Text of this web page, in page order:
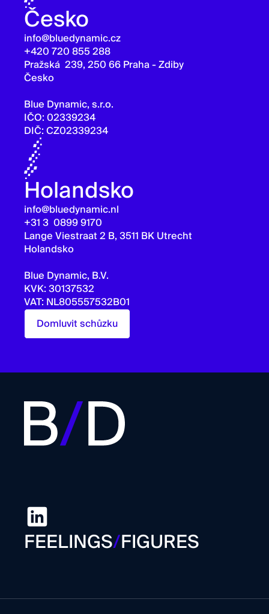
Česko
info@bluedynamic.cz
+420 720 855 288
Pražská 239, 250 66 Praha - Zdiby
Česko
Blue Dynamic, s.r.o.
IČO: 02339234
DIČ: CZ02339234
Holandsko
info@bluedynamic.nl
+31 3 0899 9170
Lange Viestraat 2 B, 3511 BK Utrecht
Holandsko
Blue Dynamic, B.V.
KVK: 30137532
VAT: NL805557532B01
Domluvit schůzku
FEELINGS/FIGURES